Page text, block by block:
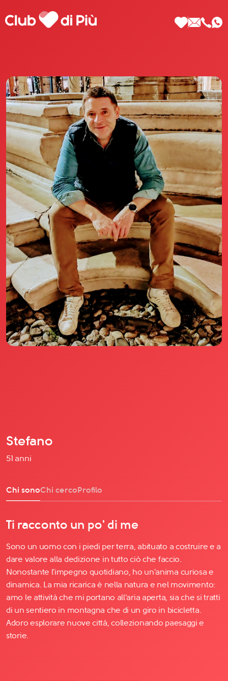
Scopri Club di Più
Le testimonianze Club di Più
La fondatrice Valeria Pilla
Annunci Donne
Agenzia matrimoniale Club di Più
Love Notebook
Il libro Donna di Cuori
Quanto costa Club di Più
Love Academy
Domande Frequenti
Impegno Sociale
Le nostre sedi
Facebook
YouTube
Stefano
51 anni
Chi sonoChi cercoProfilo
Ti racconto un po' di me
Sono un uomo con i piedi per terra, abituato a costruire e a
dare valore alla dedizione in tutto ciò che faccio.
Nonostante l'impegno quotidiano, ho un'anima curiosa e
dinamica. La mia ricarica è nella natura e nel movimento:
amo le attività che mi portano all'aria aperta, sia che si tratti
di un sentiero in montagna che di un giro in bicicletta.
Adoro esplorare nuove città, collezionando paesaggi e
storie.